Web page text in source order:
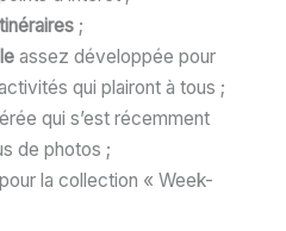
;
assez développée pour
qui plairont à tous ;
qui s’est récemment
de photos ;
la collection « Week-